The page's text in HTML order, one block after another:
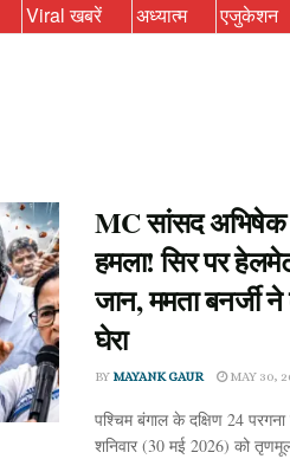
Viral खबरें अध्यात्म एजुकेशन
MC सांसद अभिषेक
हमला! सिर पर
जान, ममता बनर्जी
घेरा
BY MAYANK GAUR MAY 30,
पश्चिम बंगाल के दक्षिण 24
शनिवार (30 मई 2026) को